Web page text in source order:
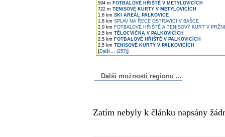
594 m FOTBALOVÉ HŘIŠTĚ V METYLOVICÍCH
722 m TENISOVÉ KURTY V METYLOVICÍCH
1,6 km SKI AREÁL PALKOVICE
1,8 km SPLAV NA ŘECE OSTRAVICI V BAŠCE
2,0 km FOTBALOVÉ HŘIŠTĚ A TENISOVÝ KURT V
2,5 km TĚLOCVIČNA V PALKOVICÍCH
2,5 km FOTBALOVÉ HŘIŠTĚ V PALKOVICÍCH
2,5 km TENISOVÉ KURTY V PALKOVICÍCH
[Další... (257)]
Další možnosti regionu ...
Zatím nebyly k článku napsány